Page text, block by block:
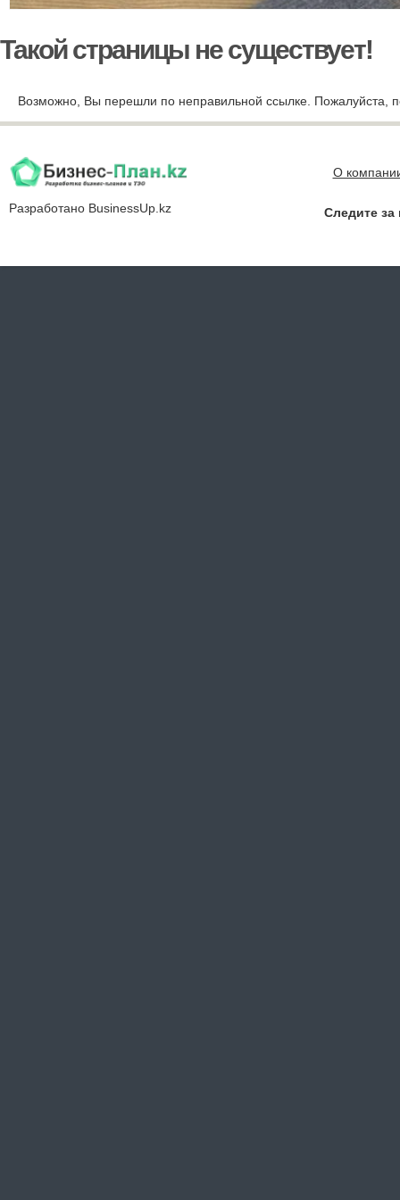
Такой страницы не существует!
Возможно, Вы перешли по неправильной ссылке. Пожалуйста,
Разработано BusinessUp.kz
О
Следите за